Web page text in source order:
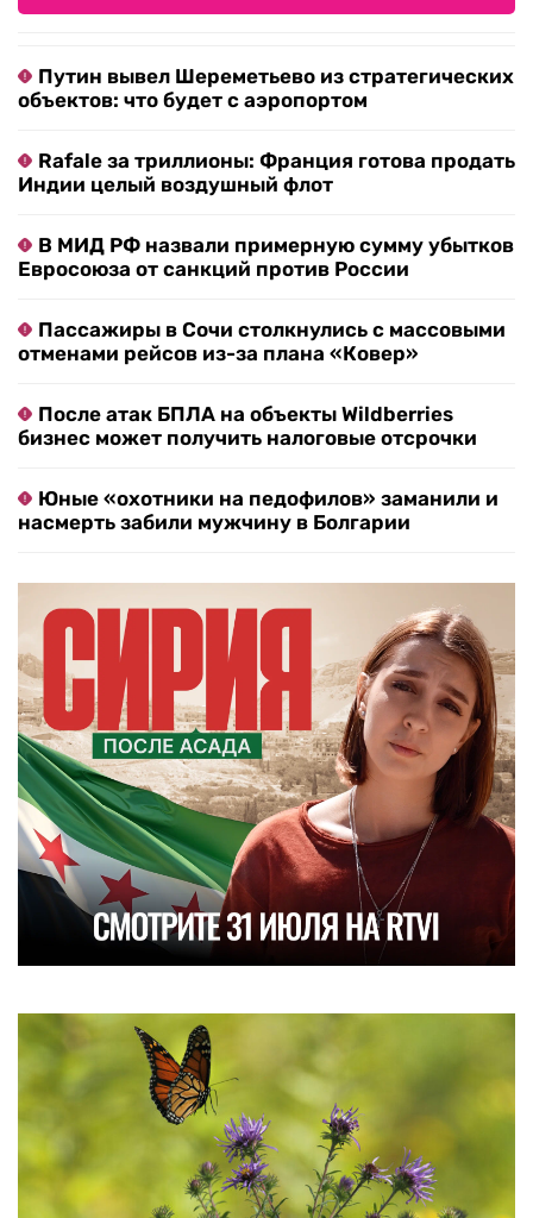
Путин вывел Шереметьево из стратегических
объектов: что будет с аэропортом
Rafale за триллионы: Франция готова продать
Индии целый воздушный флот
В МИД РФ назвали примерную сумму убытков
Евросоюза от санкций против России
Пассажиры в Сочи столкнулись с массовыми
отменами рейсов из-за плана «Ковер»
После атак БПЛА на объекты Wildberries
бизнес может получить налоговые отсрочки
Юные «охотники на педофилов» заманили и
насмерть забили мужчину в Болгарии